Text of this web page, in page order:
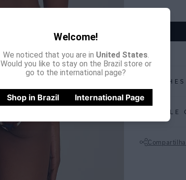
Welcome!
We noticed that you are in United States.
Would you like to stay on the Brazil store or
go to the international page?
Shop in Brazil International PageREF:
Thai: a
CALCULE